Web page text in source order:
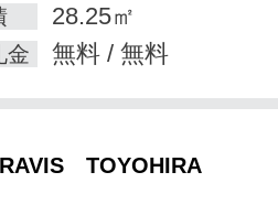
28.25㎡
金 無料 / 無料
TOYOHIRA